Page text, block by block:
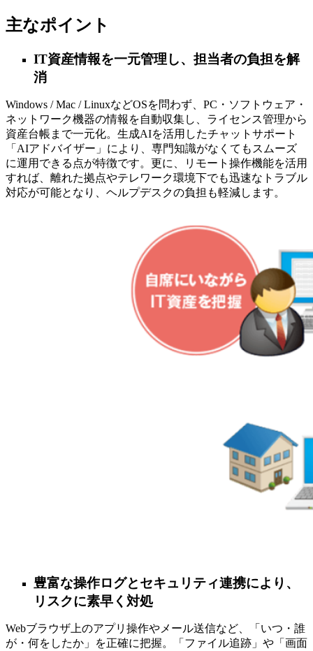
主なポイント
IT資産情報を一元管理し、担当者の負担を解
消
Windows / Mac / LinuxなどOSを問わず、PC・ソフトウェア・
ネットワーク機器の情報を自動収集し、ライセンス管理から
資産台帳まで一元化。生成AIを活用したチャットサポート
「AIアドバイザー」により、専門知識がなくてもスムーズ
に運用できる点が特徴です。更に、リモート操作機能を活用
すれば、離れた拠点やテレワーク環境下でも迅速なトラブル
対応が可能となり、ヘルプデスクの負担も軽減します。
豊富な操作ログとセキュリティ連携により、
リスクに素早く対処
Webブラウザ上のアプリ操作やメール送信など、「いつ・誰
が・何をしたか」を正確に把握。「ファイル追跡」や「画面